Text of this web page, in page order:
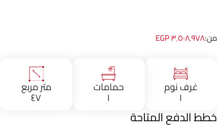
من:٣٬٥٠٨٬٩٧٨ EGP
غرف نوم
١
حمامات
١
متر مربع
٤٧
خطط الدفع المتاحة